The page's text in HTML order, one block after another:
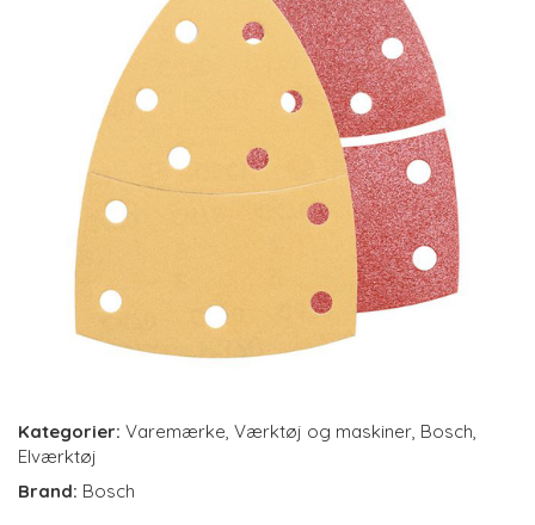
Kategorier: Varemærke, Værktøj og maskiner, Bosch,
Elværktøj
Brand: Bosch